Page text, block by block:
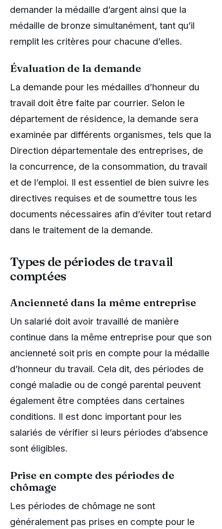
demander la médaille d’argent ainsi que la
médaille de bronze simultanément, tant qu’il
remplit les critères pour chacune d’elles.
Évaluation de la demande
La demande pour les médailles d’honneur du
travail doit être faite par courrier. Selon le
département de résidence, la demande sera
examinée par différents organismes, tels que la
Direction départementale des entreprises, de
la concurrence, de la consommation, du travail
et de l’emploi. Il est essentiel de bien suivre les
directives requises et de soumettre tous les
documents nécessaires afin d’éviter tout retard
dans le traitement de la demande.
Types de périodes de travail
comptées
Ancienneté dans la même entreprise
Un salarié doit avoir travaillé de manière
continue dans la même entreprise pour que son
ancienneté soit pris en compte pour la médaille
d’honneur du travail. Cela dit, des périodes de
congé maladie ou de congé parental peuvent
également être comptées dans certaines
conditions. Il est donc important pour les
salariés de vérifier si leurs périodes d’absence
sont éligibles.
Prise en compte des périodes de
chômage
Les périodes de chômage ne sont
généralement pas prises en compte pour le